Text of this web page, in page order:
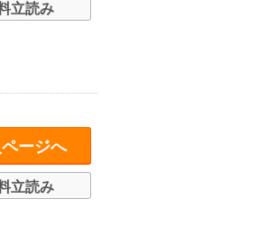
立読み
ージへ
立読み